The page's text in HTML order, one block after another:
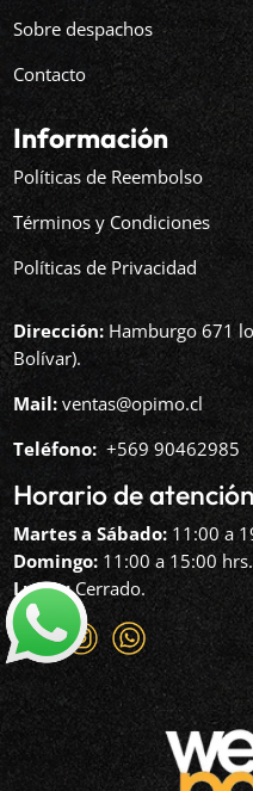
Sobre despachos
Contacto
Información
Políticas de Reembolso
Términos y Condiciones
Políticas de Privacidad
Dirección: Hamburgo 671
Bolívar).
Mail: ventas@opimo.cl
Teléfono: ‪+569 90462985‬
Horario de
Martes a Sábado: 11:00 a
Domingo: 11:00 a 15:00 hrs.
Lunes:Cerrado.